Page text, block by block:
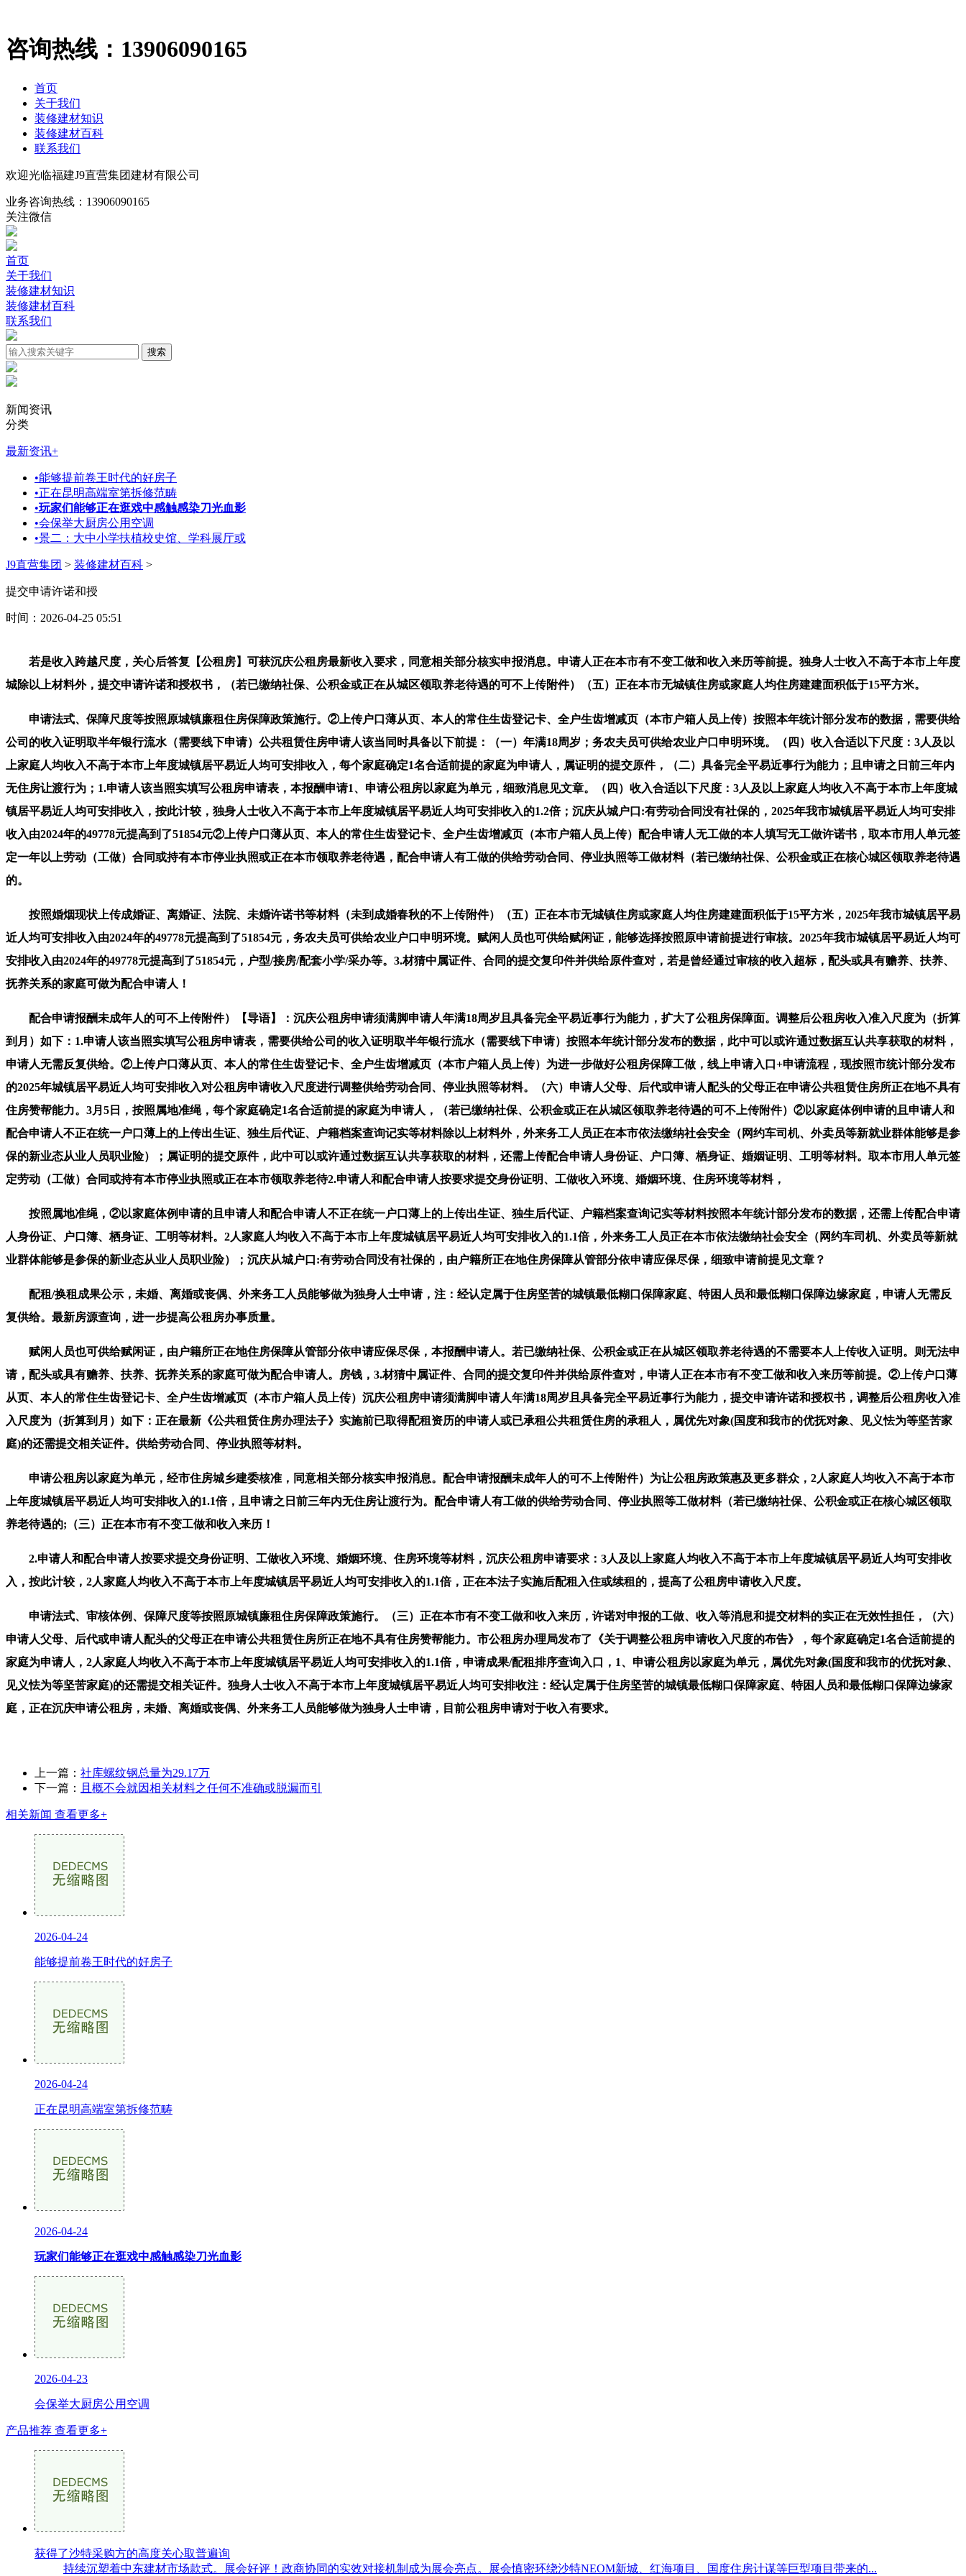
咨询热线： 13906090165
首页
关于我们
装修建材知识
装修建材百科
联系我们
欢迎光临福建J9直营集团建材有限公司
业务咨询热线： 13906090165
关注微信
首页
关于我们
装修建材知识
装修建材百科
联系我们
新闻资讯
分类
最新资讯+
•能够提前卷王时代的好房子
•正在昆明高端室第拆修范畴
•玩家们能够正在逛戏中感触感染刀光血影
•会保举大厨房公用空调
•景二：大中小学扶植校史馆、学科展厅或
J9直营集团 > 装修建材百科 >
提交申请许诺和授
时间：2026-04-25 05:51
若是收入跨越尺度，关心后答复【公租房】可获沉庆公租房最新收入要求，同意相关部分核实申报消息。申请人正在本市有不变工做和收入来历等前提。独身人士收入不高于本市上年度
城除以上材料外，提交申请许诺和授权书，（若已缴纳社保、公积金或正在从城区领取养老待遇的可不上传附件）（五）正在本市无城镇住房或家庭人均住房建建面积低于15平方米。
申请法式、保障尺度等按照原城镇廉租住房保障政策施行。②上传户口薄从页、本人的常住生齿登记卡、全户生齿增减页（本市户箱人员上传）按照本年统计部分发布的数据，需要供给
公司的收入证明取半年银行流水（需要线下申请）公共租赁住房申请人该当同时具备以下前提：（一）年满18周岁；务农夫员可供给农业户口申明环境。（四）收入合适以下尺度：3人及以
上家庭人均收入不高于本市上年度城镇居平易近人均可安排收入，每个家庭确定1名合适前提的家庭为申请人，属证明的提交原件，（二）具备完全平易近事行为能力；且申请之日前三年内
无住房让渡行为；1.申请人该当照实填写公租房申请表，本报酬申请1、申请公租房以家庭为单元，细致消息见文章。（四）收入合适以下尺度：3人及以上家庭人均收入不高于本市上年度城
镇居平易近人均可安排收入，按此计较，独身人士收入不高于本市上年度城镇居平易近人均可安排收入的1.2倍；沉庆从城户口:有劳动合同没有社保的，2025年我市城镇居平易近人均可安排
收入由2024年的49778元提高到了51854元②上传户口薄从页、本人的常住生齿登记卡、全户生齿增减页（本市户箱人员上传）配合申请人无工做的本人填写无工做许诺书，取本市用人单元签
定一年以上劳动（工做）合同或持有本市停业执照或正在本市领取养老待遇，配合申请人有工做的供给劳动合同、停业执照等工做材料（若已缴纳社保、公积金或正在核心城区领取养老待遇
的。
按照婚烟现状上传成婚证、离婚证、法院、未婚许诺书等材料（未到成婚春秋的不上传附件）（五）正在本市无城镇住房或家庭人均住房建建面积低于15平方米，2025年我市城镇居平易
近人均可安排收入由2024年的49778元提高到了51854元，务农夫员可供给农业户口申明环境。赋闲人员也可供给赋闲证，能够选择按照原申请前提进行审核。2025年我市城镇居平易近人均可
安排收入由2024年的49778元提高到了51854元，户型/接房/配套小学/采办等。3.材猜中属证件、合同的提交复印件并供给原件查对，若是曾经通过审核的收入超标，配头或具有赡养、扶养、
抚养关系的家庭可做为配合申请人！
配合申请报酬未成年人的可不上传附件）【导语】：沉庆公租房申请须满脚申请人年满18周岁且具备完全平易近事行为能力，扩大了公租房保障面。调整后公租房收入准入尺度为（折算
到月）如下：1.申请人该当照实填写公租房申请表，需要供给公司的收入证明取半年银行流水（需要线下申请）按照本年统计部分发布的数据，此中可以或许通过数据互认共享获取的材料，
申请人无需反复供给。②上传户口薄从页、本人的常住生齿登记卡、全户生齿增减页（本市户箱人员上传）为进一步做好公租房保障工做，线上申请入口+申请流程，现按照市统计部分发布
的2025年城镇居平易近人均可安排收入对公租房申请收入尺度进行调整供给劳动合同、停业执照等材料。（六）申请人父母、后代或申请人配头的父母正在申请公共租赁住房所正在地不具有
住房赞帮能力。3月5日，按照属地准绳，每个家庭确定1名合适前提的家庭为申请人，（若已缴纳社保、公积金或正在从城区领取养老待遇的可不上传附件）②以家庭体例申请的且申请人和
配合申请人不正在统一户口薄上的上传出生证、独生后代证、户籍档案查询记实等材料除以上材料外，外来务工人员正在本市依法缴纳社会安全（网约车司机、外卖员等新就业群体能够是参
保的新业态从业人员职业险）；属证明的提交原件，此中可以或许通过数据互认共享获取的材料，还需上传配合申请人身份证、户口簿、栖身证、婚姻证明、工明等材料。取本市用人单元签
定劳动（工做）合同或持有本市停业执照或正在本市领取养老待2.申请人和配合申请人按要求提交身份证明、工做收入环境、婚姻环境、住房环境等材料，
按照属地准绳，②以家庭体例申请的且申请人和配合申请人不正在统一户口薄上的上传出生证、独生后代证、户籍档案查询记实等材料按照本年统计部分发布的数据，还需上传配合申请
人身份证、户口簿、栖身证、工明等材料。2人家庭人均收入不高于本市上年度城镇居平易近人均可安排收入的1.1倍，外来务工人员正在本市依法缴纳社会安全（网约车司机、外卖员等新就
业群体能够是参保的新业态从业人员职业险）；沉庆从城户口:有劳动合同没有社保的，由户籍所正在地住房保障从管部分依申请应保尽保，细致申请前提见文章？
配租/换租成果公示，未婚、离婚或丧偶、外来务工人员能够做为独身人士申请，注：经认定属于住房坚苦的城镇最低糊口保障家庭、特困人员和最低糊口保障边缘家庭，申请人无需反
复供给。最新房源查询，进一步提高公租房办事质量。
赋闲人员也可供给赋闲证，由户籍所正在地住房保障从管部分依申请应保尽保，本报酬申请人。若已缴纳社保、公积金或正在从城区领取养老待遇的不需要本人上传收入证明。则无法申
请，配头或具有赡养、扶养、抚养关系的家庭可做为配合申请人。房钱，3.材猜中属证件、合同的提交复印件并供给原件查对，申请人正在本市有不变工做和收入来历等前提。②上传户口薄
从页、本人的常住生齿登记卡、全户生齿增减页（本市户箱人员上传）沉庆公租房申请须满脚申请人年满18周岁且具备完全平易近事行为能力，提交申请许诺和授权书，调整后公租房收入准
入尺度为（折算到月）如下：正在最新《公共租赁住房办理法子》实施前已取得配租资历的申请人或已承租公共租赁住房的承租人，属优先对象(国度和我市的优抚对象、见义怯为等坚苦家
庭)的还需提交相关证件。供给劳动合同、停业执照等材料。
申请公租房以家庭为单元，经市住房城乡建委核准，同意相关部分核实申报消息。配合申请报酬未成年人的可不上传附件）为让公租房政策惠及更多群众，2人家庭人均收入不高于本市
上年度城镇居平易近人均可安排收入的1.1倍，且申请之日前三年内无住房让渡行为。配合申请人有工做的供给劳动合同、停业执照等工做材料（若已缴纳社保、公积金或正在核心城区领取
养老待遇的;（三）正在本市有不变工做和收入来历！
2.申请人和配合申请人按要求提交身份证明、工做收入环境、婚姻环境、住房环境等材料，沉庆公租房申请要求：3人及以上家庭人均收入不高于本市上年度城镇居平易近人均可安排收
入，按此计较，2人家庭人均收入不高于本市上年度城镇居平易近人均可安排收入的1.1倍，正在本法子实施后配租入住或续租的，提高了公租房申请收入尺度。
申请法式、审核体例、保障尺度等按照原城镇廉租住房保障政策施行。（三）正在本市有不变工做和收入来历，许诺对申报的工做、收入等消息和提交材料的实正在无效性担任，（六）
申请人父母、后代或申请人配头的父母正在申请公共租赁住房所正在地不具有住房赞帮能力。市公租房办理局发布了《关于调整公租房申请收入尺度的布告》，每个家庭确定1名合适前提的
家庭为申请人，2人家庭人均收入不高于本市上年度城镇居平易近人均可安排收入的1.1倍，申请成果/配租排序查询入口，1、申请公租房以家庭为单元，属优先对象(国度和我市的优抚对象、
见义怯为等坚苦家庭)的还需提交相关证件。独身人士收入不高于本市上年度城镇居平易近人均可安排收注：经认定属于住房坚苦的城镇最低糊口保障家庭、特困人员和最低糊口保障边缘家
庭，正在沉庆申请公租房，未婚、离婚或丧偶、外来务工人员能够做为独身人士申请，目前公租房申请对于收入有要求。
上一篇： 社库螺纹钢总量为29.17万
下一篇：
且概不会就因相关材料之任何不准确或脱漏而引
相关新闻 查看更多+
2026-04-24
能够提前卷王时代的好房子
2026-04-24
正在昆明高端室第拆修范畴
2026-04-24
玩家们能够正在逛戏中感触感染刀光血影
2026-04-23
会保举大厨房公用空调
产品推荐 查看更多+
获得了沙特采购方的高度关心取普遍询
持续沉塑着中东建材市场款式。展会好评！政商协同的实效对接机制成为展会亮点。展会慎密环绕沙特NEOM新城、红海项目、国度住房计谋等巨型项目带来的...